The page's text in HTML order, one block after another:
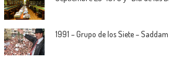
1991 – Grupo de los Siete – Saddam